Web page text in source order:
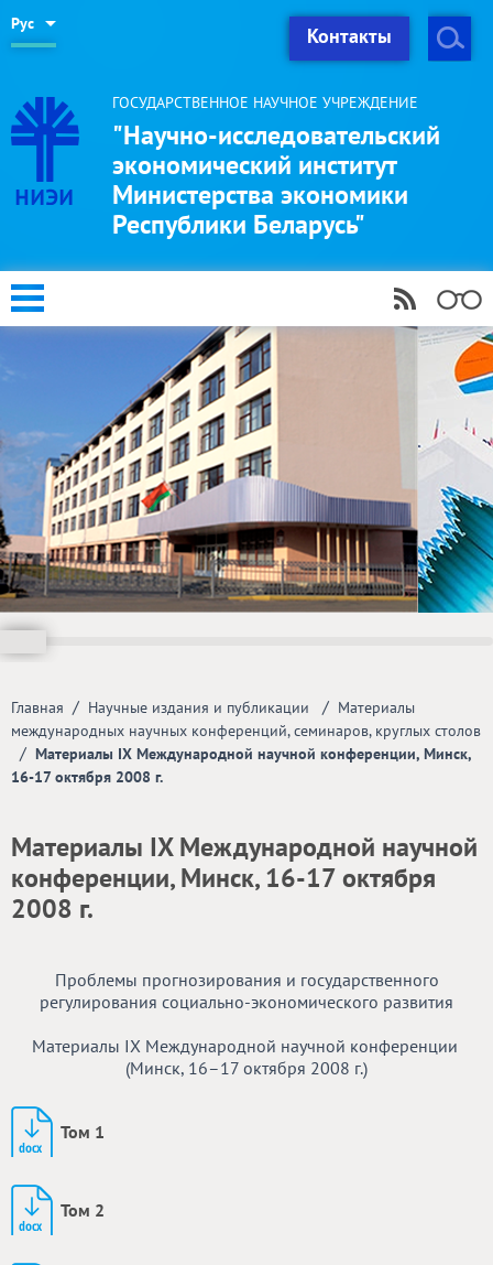
Рус Контакты
ГОСУДАРСТВЕННОЕ НАУЧНОЕ УЧРЕЖДЕНИЕ
"Научно-исследовательский
экономический институт
Министерства экономики
Республики Беларусь"
Главная / Научные издания и публикации / Материалы
международных научных конференций, семинаров, круглых столов
/ Материалы IX Международной научной конференции, Минск,
16-17 октября 2008 г.
Материалы IX Международной научной
конференции, Минск, 16-17 октября
2008 г.
Проблемы прогнозирования и государственного
регулирования социально-экономического развития
Материалы IX Международной научной конференции
(Минск, 16–17 октября 2008 г.)
Том 1
Том 2